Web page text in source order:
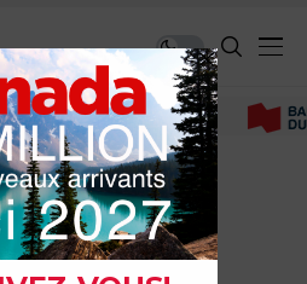
et conseils
le plus sympa au monde
D'IMMIGRER